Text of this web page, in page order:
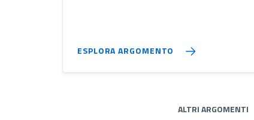
ESPLORA ARGOMENTO
ALTRI ARGOMENTI